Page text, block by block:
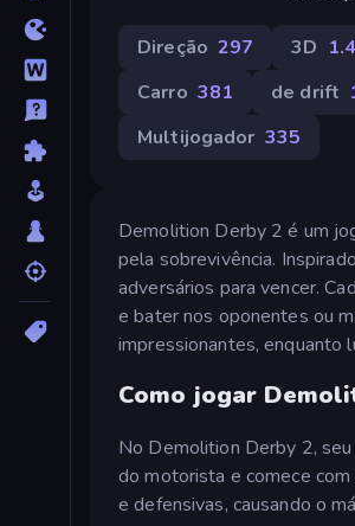
Direção 297 3D
Carro 381 de drift
Multijogador 335
Demolition Derby 2 é um
pela sobrevivência.
adversários para vencer.
e bater nos oponentes ou
impressionantes, enquanto
Como jogar
No Demolition Derby 2,
do motorista e comece
e defensivas, causando o